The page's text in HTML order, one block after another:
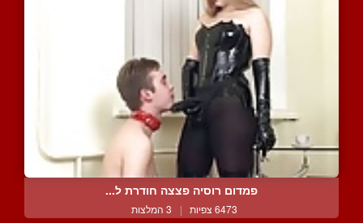
פמדום רוסיה פצצה חודרת ל...
6473 צפיות | 3 המלצות